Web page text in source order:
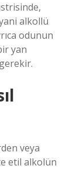
alkollü
odunun
yan
veya
etil alkolün